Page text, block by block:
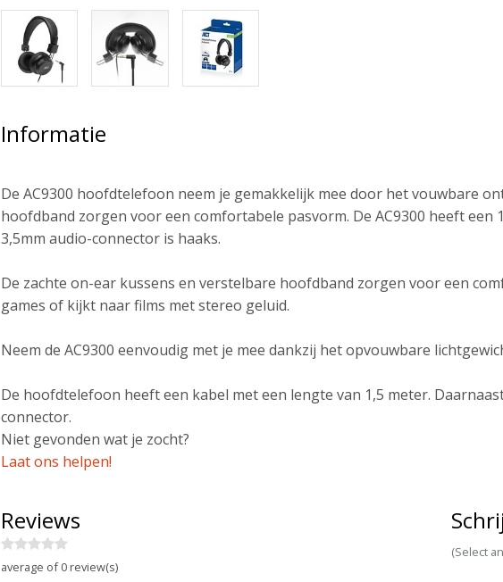
Informatie
De AC9300 hoofdtelefoon neem je gemakkelijk mee door het vouwbare
hoofdband zorgen voor een comfortabele pasvorm. De AC9300 heeft een
3,5mm audio-connector is haaks.
De zachte on-ear kussens en verstelbare hoofdband zorgen voor een
games of kijkt naar films met stereo geluid.
Neem de AC9300 eenvoudig met je mee dankzij het opvouwbare
De hoofdtelefoon heeft een kabel met een lengte van 1,5 meter.
connector.
Niet gevonden wat je zocht?
Laat ons helpen!
Reviews
average of 0 review(s)
(Select